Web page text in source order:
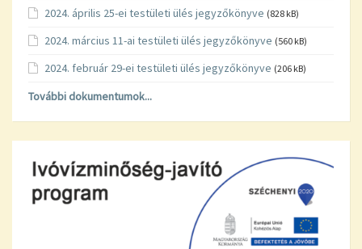
2024. április 25-ei testületi ülés jegyzőkönyve (828 kB)
2024. március 11-ai testületi ülés jegyzőkönyve (560 kB)
2024. február 29-ei testületi ülés jegyzőkönyve (206 kB)
További dokumentumok...